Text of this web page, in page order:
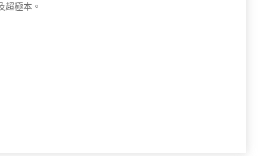
超極本。